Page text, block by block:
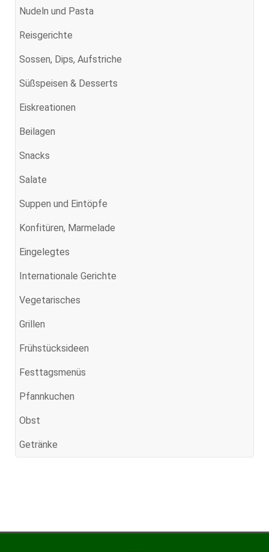
Nudeln und Pasta
Reisgerichte
Sossen, Dips, Aufstriche
Süßspeisen & Desserts
Eiskreationen
Beilagen
Snacks
Salate
Suppen und Eintöpfe
Konfitüren, Marmelade
Eingelegtes
Internationale Gerichte
Vegetarisches
Grillen
Frühstücksideen
Festtagsmenüs
Pfannkuchen
Obst
Getränke